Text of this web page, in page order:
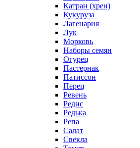
Катран (хрен)
Кукуруза
Лагенария
Лук
Морковь
Наборы семян
Огурец
Пастернак
Патиссон
Перец
Ревень
Редис
Редька
Репа
Салат
Свекла